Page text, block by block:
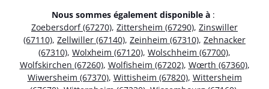
Nous sommes également disponible à :
Zoebersdorf (67270), Zittersheim (67290), Zinswiller
(67110), Zellwiller (67140), Zeinheim (67310), Zehnacker
(67310), Wolxheim (67120), Wolschheim (67700),
Wolfskirchen (67260), Wolfisheim (67202), Wœrth (67360),
Wiwersheim (67370), Wittisheim (67820), Wittersheim